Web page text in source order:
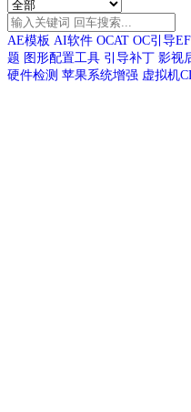
AE模板 AI软件 OCAT OC引导
题 图形配置工具 引导补丁 影视
硬件检测 苹果系统增强 虚拟机